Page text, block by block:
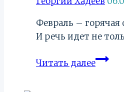
Февраль – горячая
И речь идет не
Читать далееВ